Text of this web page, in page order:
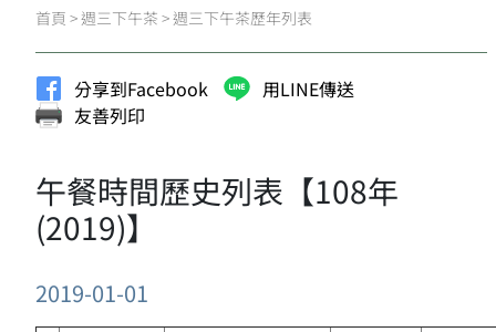
首頁 >週三下午茶 >週三下午茶歷年列表
分享到Facebook
用LINE傳送
友善列印
午餐時間歷史列表【108年
(2019)】
2019-01-01